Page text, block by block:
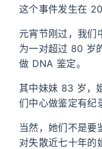
这个事件发生在
元宵节刚过，我们
为一对超过 80 岁
做 DNA 鉴定。
其中妹妹 83 岁，
们中心做鉴定有纪
当然，她们不是要
对失散近七十年的